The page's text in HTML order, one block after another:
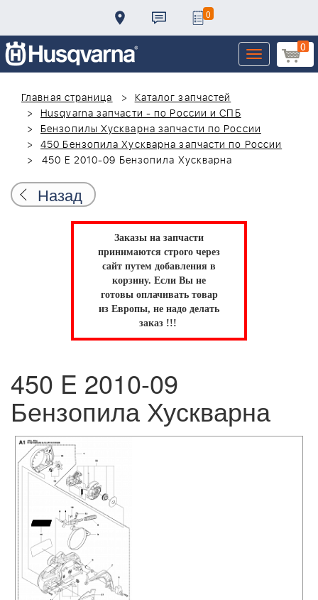
0
0
Toggle
navigation
Главная страница
Каталог запчастей
Husqvarna запчасти - по России и СПБ
Бензопилы Хускварна запчасти по России
450 Бензопила Хускварна запчасти по России
450 E 2010-09 Бензопила Хускварна
Назад
Заказы на запчасти
принимаются строго через
сайт путем добавления в
корзину. Если Вы не
готовы оплачивать товар
из Европы, не надо делать
заказ !!!
450 E 2010-09
Бензопила Хускварна